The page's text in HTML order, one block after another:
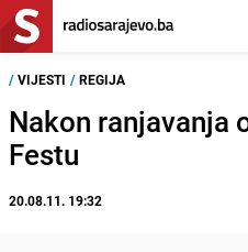
/ VIJESTI / REGIJA
Nakon ranjavanja
Festu
20.08.11. 19:32